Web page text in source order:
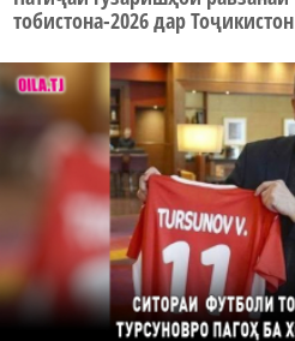
тобистона-2026 дар Тоҷикистон